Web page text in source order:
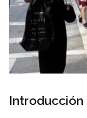
Introducción